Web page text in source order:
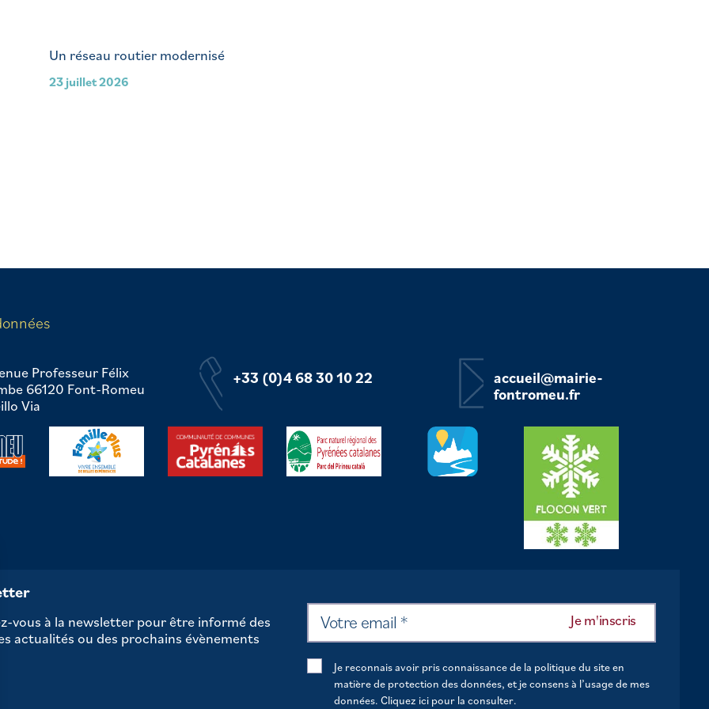
Un réseau routier modernisé
23 juillet 2026
Professeur Félix
66120 Font-Romeu
Via
+33 (0)4 68 30 10 22
accueil@mairie-
fontromeu.fr
vous à la newsletter pour être informé des
actualités ou des prochains évènements
Je reconnais avoir pris connaissance de la politique du site en
matière de protection des données, et je consens à l’usage de mes
données. Cliquez ici pour la consulter.